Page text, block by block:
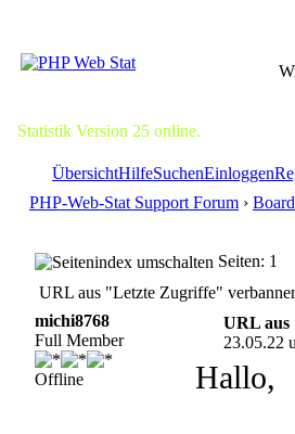
Statistik Version 25 online.
ÜbersichtHilfeSuchenEinloggen
PHP-Web-Stat Support Forum ›
Seiten: 1
URL aus "Letzte Zugriffe"
michi8768
Full Member
Offline
URL
23.05.22
Hallo,